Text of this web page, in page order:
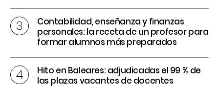
Contabilidad, enseñanza y finanzas
personales: la receta de un profesor para
formar alumnos más preparados
Hito en Baleares: adjudicadas el 99 % de
las plazas vacantes de docentes